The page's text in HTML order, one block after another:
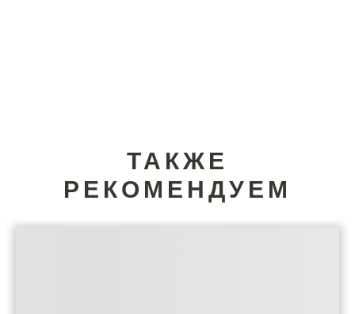
ТАКЖЕ
РЕКОМЕНДУЕМ